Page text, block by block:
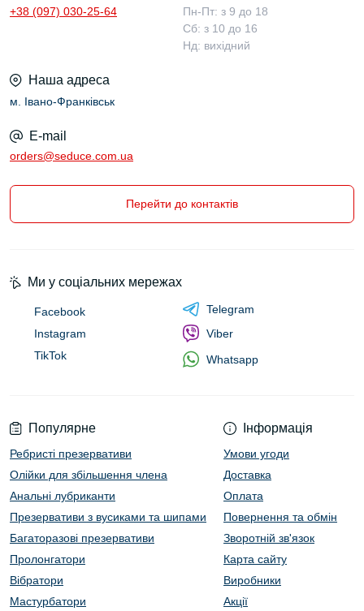
+38 (097) 030-25-64
Пн-Пт: з 9 до 18
Сб: з 10 до 16
Нд: вихідний
Наша адреса
м. Івано-Франківськ
E-mail
orders@seduce.com.ua
Перейти до контактів
Популярне
Ребристі презервативи
Олійки для збільшення члена
Анальні лубриканти
Презервативи з вусиками та шипами
Багаторазові презервативи
Пролонгатори
Вібратори
Мастурбатори
Інформація
Умови угоди
Доставка
Оплата
Повернення та обмін
Зворотній зв'язок
Карта сайту
Виробники
Акції
Ми у соціальних мережах
Facebook
Instagram
TikTok
Telegram
Viber
Whatsapp